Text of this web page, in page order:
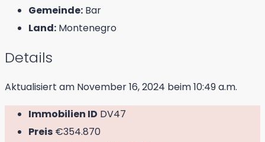
Gemeinde: Bar
Land: Montenegro
Details
Aktualisiert am November 16, 2024 beim 10:49 a.m.
Immobilien ID DV47
Preis €354.870